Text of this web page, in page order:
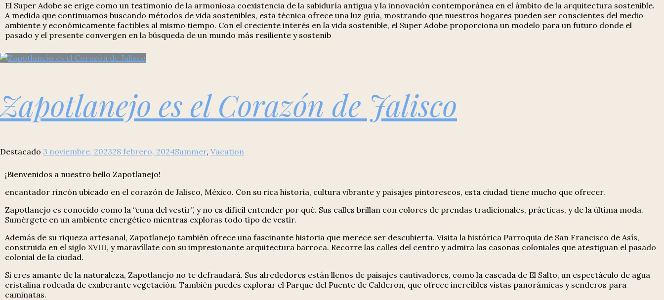
El Super Adobe se erige como un testimonio de la armoniosa coexistencia de la sabiduría antigua y la innovación contemporánea en el ámbito de la arquitectura sostenible.
A medida que continuamos buscando métodos de vida sostenibles, esta técnica ofrece una luz guía, mostrando que nuestros hogares pueden ser conscientes del medio
ambiente y económicamente factibles al mismo tiempo. Con el creciente interés en la vida sostenible, el Super Adobe proporciona un modelo para un futuro donde el
pasado y el presente convergen en la búsqueda de un mundo más resiliente y sostenib
Zapotlanejo es el Corazón de Jalisco
Destacado 3 noviembre, 202328 febrero, 2024Summer, Vacation
¡Bienvenidos a nuestro bello Zapotlanejo!
encantador rincón ubicado en el corazón de Jalisco, México. Con su rica historia, cultura vibrante y paisajes pintorescos, esta ciudad tiene mucho que ofrecer.
Zapotlanejo es conocido como la “cuna del vestir”, y no es difícil entender por qué. Sus calles brillan con colores de prendas tradicionales, prácticas, y de la última moda.
Sumérgete en un ambiente energético mientras exploras todo tipo de vestir.
Además de su riqueza artesanal, Zapotlanejo también ofrece una fascinante historia que merece ser descubierta. Visita la histórica Parroquia de San Francisco de Asís,
construida en el siglo XVIII, y maravíllate con su impresionante arquitectura barroca. Recorre las calles del centro y admira las casonas coloniales que atestiguan el pasado
colonial de la ciudad.
Si eres amante de la naturaleza, Zapotlanejo no te defraudará. Sus alrededores están llenos de paisajes cautivadores, como la cascada de El Salto, un espectáculo de agua
cristalina rodeada de exuberante vegetación. También puedes explorar el Parque del Puente de Calderon, que ofrece increíbles vistas panorámicas y senderos para
caminatas.